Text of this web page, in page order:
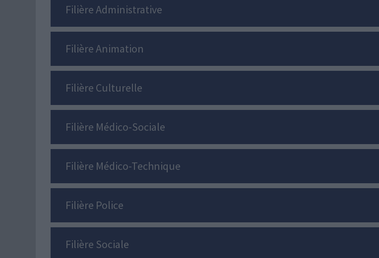
Filière Administrative
Filière Animation
Filière Culturelle
Filière Médico-Sociale
Filière Médico-Technique
Filière Police
Filière Sociale